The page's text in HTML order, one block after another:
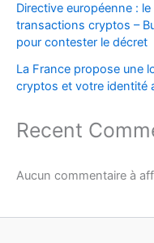
Directive européenne :
transactions cryptos –
pour contester le décret
La France propose une
cryptos et votre identité
Recent
Aucun commentaire à